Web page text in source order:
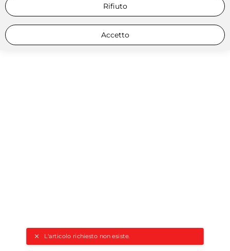
L'articolo richiesto non esiste.
Rifiuto
Accetto